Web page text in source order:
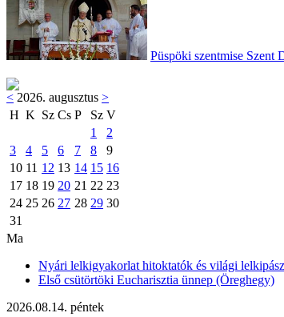
Püspöki szentmise Szent
< 2026. augusztus >
H K Sz Cs P Sz V
1
2
3
4 5 6 7 8
9
10 11 12 13 14 15 16
17 18 19 20 21 22 23
24 25 26 27 28 29 30
31
Ma
Nyári lelkigyakorlat hitoktatók és világi
Első csütörtöki Eucharisztia ünnep (Öreghegy)
2026.08.14. péntek